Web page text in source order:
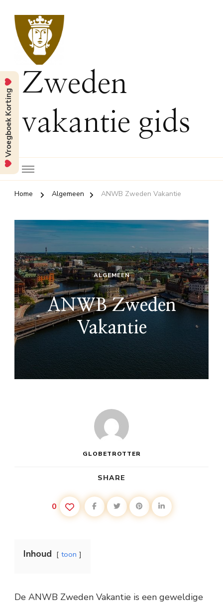
Zweden
vakantie gids
Home Algemeen ANWB Zweden Vakantie
ALGEMEEN
ANWB Zweden
Vakantie
GLOBETROTTER
SHARE
0
Inhoud toon
De ANWB Zweden Vakantie is een geweldige
Vroegboek Korting